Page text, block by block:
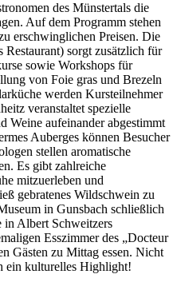
des Münstertals die
Auf dem Programm stehen
erschwinglichen Preisen. Die
sorgt zusätzlich für
sowie Workshops für
von Foie gras und Brezeln
werden Kursteilnehmer
veranstaltet spezielle
Weine aufeinander abgestimmt
Auberges können Besucher
stellen aromatische
Es gibt zahlreiche
mitzuerleben und
gebratenes Wildschwein zu
in Gunsbach schließlich
in Albert Schweitzers
Esszimmer des „Docteur
Gästen zu Mittag essen. Nicht
ein kulturelles Highlight!